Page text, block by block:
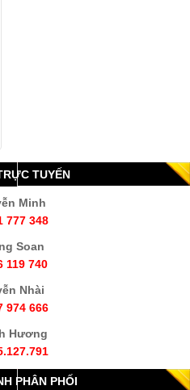
TUYẾN
Minh
777 348
Soan
119 740
Nhài
974 666
Hương
PHÂN PHỐI